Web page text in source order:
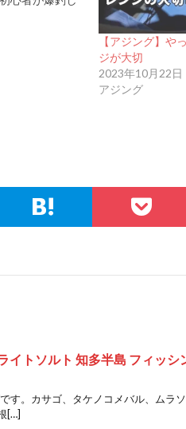
【アジング】や
ジが大切
2023年10月22日
アジング
イトソルト 知多半島 フィッシ
す。カサゴ、タケノコメバル、ムラ
[…]